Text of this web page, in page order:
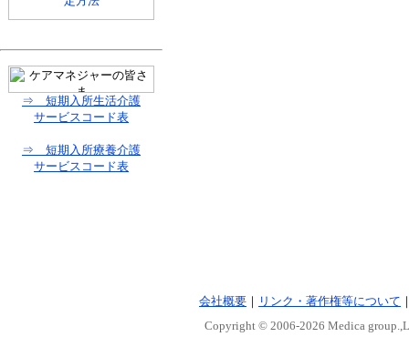
⇒ 短期入所生活介護
サービスコード表
⇒ 短期入所療養介護
サービスコード表
会社概要 ｜ リンク・著作権等について
Copyright © 2006-2026 Medica